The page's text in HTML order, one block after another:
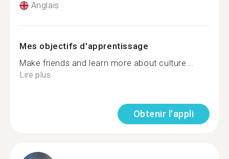
Anglais
Mes objectifs d'apprentissage
Make friends and learn more about culture...
Lire plus
Obtenir l'appli